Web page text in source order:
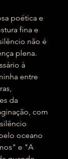
poética e
fina e
não é
plena.
à
entre
da
com
oceano
e "A